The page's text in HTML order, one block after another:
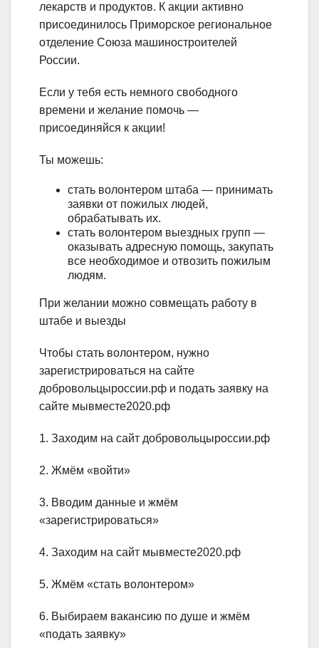
лекарств и продуктов. К акции активно
присоединилось Приморское региональное
отделение Союза машиностроителей
России.
Если у тебя есть немного свободного
времени и желание помочь —
присоединяйся к акции!
Ты можешь:
стать волонтером штаба — принимать
заявки от пожилых людей,
обрабатывать их.
стать волонтером выездных групп —
оказывать адресную помощь, закупать
все необходимое и отвозить пожилым
людям.
При желании можно совмещать работу в
штабе и выезды
Чтобы стать волонтером, нужно
зарегистрироваться на сайте
добровольцыроссии.рф и подать заявку на
сайте мывместе2020.рф
1. Заходим на сайт добровольцыроссии.рф
2. Жмём «войти»
3. Вводим данные и жмём
«зарегистрироваться»
4. Заходим на сайт мывместе2020.рф
5. Жмём «стать волонтером»
6. Выбираем вакансию по душе и жмём
«подать заявку»